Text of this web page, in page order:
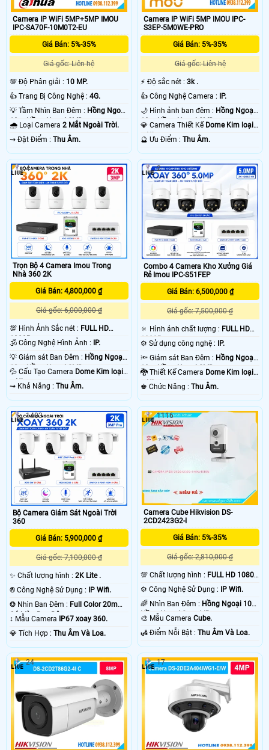
Camera IP WiFi 5MP+5MP IMOU
IPC-SA70F-10M0T2-EU
Giá Bán: 5%-35%
Giá gốc: Liên hệ
💯 Độ Phân giải : 10 MP.
👍 Trang Bị Công Nghệ : 4G.
💡 Tầm Nhìn Ban Đêm : Hồng Ngoại
10m Hồng Ngoại SMD.
🌧️ Loại Camera 2 Mắt Ngoài Trời.
️⇝ Đặt Điểm : Thu Âm.
Camera IP WiFi 5MP IMOU IPC-
S3EP-5M0WE-PRO
Giá Bán: 5%-35%
Giá gốc: Liên hệ
️⚡ Độ sắc nét :3k .
👍 Công Nghệ Camera :
IP.
🌙 Hình ảnh ban đêm : Hồng Ngoại
10m Hồng Ngoại SMD.
💎 Camera Thiết Kế Dome Kim loại
+ Nhựa.
️🔮 Ưu Điểm :Thu Âm.
Trọn Bộ 4 Camera Imou Trong
Nhà 360 2K
Giá Bán: 4,800,000 ₫
Giá gốc: 6,000,000 ₫
💯 Hình Ảnh Sắc nét : FULL HD
1080P .
🕉️ Công Nghệ Hình Ảnh :
IP.
💡 Giám sát Ban Đêm : Hồng Ngoại
10m Hồng Ngoại SMD.
💦 Cấu Tạo Camera Dome Kim loại
+ Nhựa.
️⇝ Khả Năng : Thu Âm.
4
Combo 4 Camera Kho Xưởng Giá
Rẻ Imou IPC-S51FEP
Giá Bán: 6,500,000 ₫
Giá gốc: 7,500,000 ₫
🔅 Hình ảnh chất lượng : FULL HD
1080P .
⚙ Sử dụng công nghệ : IP.
🔦 Giám sát Ban Đêm : Hồng Ngoại
10m Hồng Ngoại SMD.
🐉️ Thiết Kế Camera Dome Kim loại
+ Nhựa.
️♚ Chức Năng :Thu Âm.
2
Bộ Camera Giám Sát Ngoài Trời
360
Giá Bán: 5,900,000 ₫
Giá gốc: 7,100,000 ₫
✨ Chất lượng hình : 2K Lite .
®️ Công Nghệ Sử Dụng :
IP Wifi.
❂ Nhìn Ban Đêm : Full Color 20m
Có Màu Ban Ðêm.
↕️ Mẫu Camera
IP67 xoay 360.
️💎 Tích Hợp : Thu Âm Và Loa.
1403
Camera Cube Hikvision DS-
2CD2423G2-I
Giá Bán: 5%-35%
Giá gốc: 2,810,000 ₫
💯 Chất lượng hình : FULL HD 1080P
.
⚙ Công Nghệ Sử Dụng :
IP Wifi.
🌈 Nhìn Ban Đêm : Hồng Ngoại 10m
Hồng Ngoại Smart IR.
🎨 Mẫu CameraCube.
️🛃 Điểm Nỗi Bật :Thu Âm Và Loa.
1116
24 17